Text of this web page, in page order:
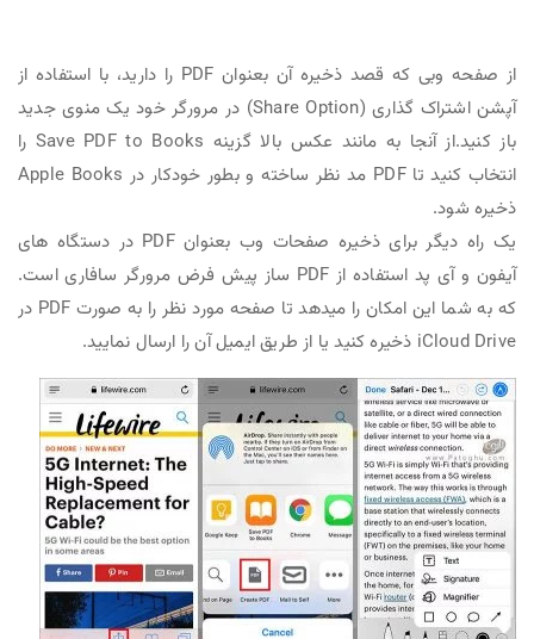
از صفحه وبی که قصد ذخیره آن بعنوان PDF را دارید، با استفاده از
آپشن اشتراک گذاری (Share Option) در مرورگر خود یک منوی جدید
باز کنید.از آنجا به مانند عکس بالا گزینه Save PDF to Books را
انتخاب کنید تا PDF مد نظر ساخته و بطور خودکار در Apple Books
ذخیره شود.
یک راه دیگر برای ذخیره صفحات وب بعنوان PDF در دستگاه های
آیفون و آی پد استفاده از PDF ساز پیش فرض مرورگر سافاری است.
که به شما این امکان را میدهد تا صفحه مورد نظر را به صورت PDF در
iCloud Drive ذخیره کنید یا از طریق ایمیل آن را ارسال نمایید.